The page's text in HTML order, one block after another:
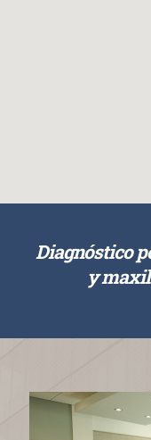
Diagnóstico
y